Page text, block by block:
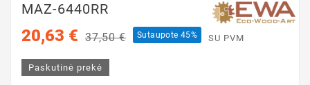
MAZ-6440RR
20,63 € 37,50 € Sutaupote 45% SU PVM
Paskutinė prekė